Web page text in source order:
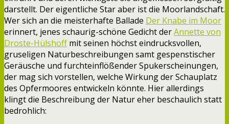
darstellt. Der eigentliche Star aber ist die Moorlandschaft.
Wer sich an die meisterhafte Ballade Der Knabe im Moor
erinnert, jenes schaurig-schöne Gedicht derAnnette von
Droste-Hülshoffmit seinen höchst eindrucksvollen,
gruseligen Naturbeschreibungen samt gespenstischer
Geräusche und furchteinflößender Spukerscheinungen,
der mag sich vorstellen, welche Wirkung der Schauplatz
des Opfermoores entwickeln könnte. Hier allerdings
klingt die Beschreibung der Natur eher beschaulich statt
bedrohlich: